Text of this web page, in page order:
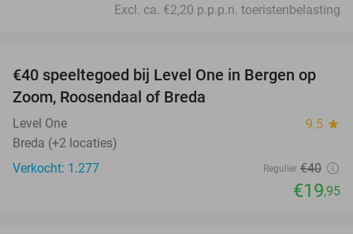
Excl. ca. €2,20 p.p.p.n. toeristenbelasting
50%
€40 speeltegoed bij Level One in Bergen op
Zoom, Roosendaal of Breda
Level One 9.5 star
Breda (+2 locaties)
Verkocht: 1.277
Regulier €40
€19,95